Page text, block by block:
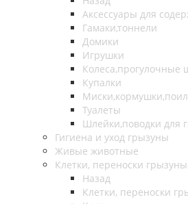
Аксессуары для
Гамаки,тоннели
Домики
Игрушки
Колеса,прогулочные
Купалки
Туалеты
Шлейки,поводки для
Гигиена и уход грызуны
Живые животные
Клетки, переноски грызуны
Назад
Клетки, переноски